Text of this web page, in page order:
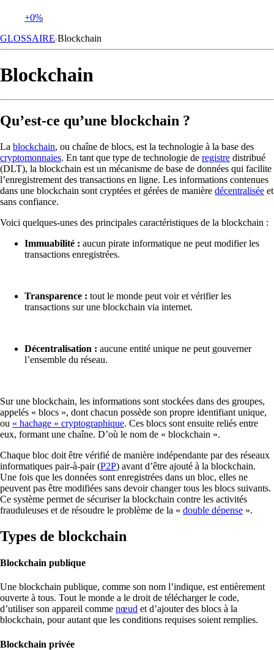
+0%
GLOSSAIRE Blockchain
Blockchain
Qu’est-ce qu’une blockchain ?
La blockchain, ou chaîne de blocs, est la technologie à la base des
cryptomonnaies. En tant que type de technologie de registre distribué
(DLT), la blockchain est un mécanisme de base de données qui facilite
l’enregistrement des transactions en ligne. Les informations contenues
dans une blockchain sont cryptées et gérées de manière décentralisée et
sans confiance.
Voici quelques-unes des principales caractéristiques de la blockchain :
Immuabilité : aucun pirate informatique ne peut modifier les
transactions enregistrées.
Transparence : tout le monde peut voir et vérifier les
transactions sur une blockchain via internet.
Décentralisation : aucune entité unique ne peut gouverner
l’ensemble du réseau.
Sur une blockchain, les informations sont stockées dans des groupes,
appelés « blocs », dont chacun possède son propre identifiant unique,
ou « hachage » cryptographique. Ces blocs sont ensuite reliés entre
eux, formant une chaîne. D’où le nom de « blockchain ».
Chaque bloc doit être vérifié de manière indépendante par des réseaux
informatiques pair-à-pair (P2P) avant d’être ajouté à la blockchain.
Une fois que les données sont enregistrées dans un bloc, elles ne
peuvent pas être modifiées sans devoir changer tous les blocs suivants.
Ce système permet de sécuriser la blockchain contre les activités
frauduleuses et de résoudre le problème de la « double dépense ».
Types de blockchain
Blockchain publique
Une blockchain publique, comme son nom l’indique, est entièrement
ouverte à tous. Tout le monde a le droit de télécharger le code,
d’utiliser son appareil comme nœud et d’ajouter des blocs à la
blockchain, pour autant que les conditions requises soient remplies.
Blockchain privée